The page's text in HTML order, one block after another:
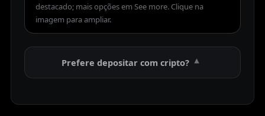
destacado; mais opções em See more.
Prefere depositar com cripto? ▾